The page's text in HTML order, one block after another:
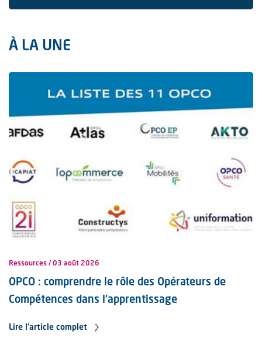
À LA UNE
Ressources 03 août 2026
OPCO : comprendre le rôle des Opérateurs de
Compétences dans l'apprentissage
Lire l'article complet